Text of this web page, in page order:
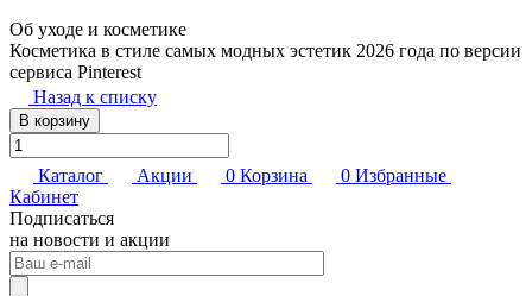
Об уходе и косметике
Косметика в стиле самых модных эстетик 2026 года по версии
сервиса Pinterest
Назад к списку
В корзину
Каталог Акции 0 Корзина 0 Избранные
Кабинет
Подписаться
на новости и акции